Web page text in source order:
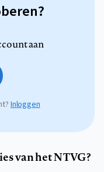
aan
Inloggen
van het NTVG?